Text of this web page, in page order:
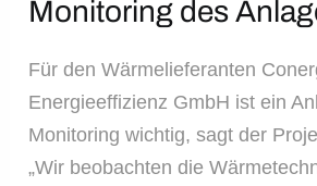
Monitoring des
Für den Wärmelieferanten
Energieeffizienz GmbH ist ein
Monitoring wichtig, sagt der
„Wir beobachten die